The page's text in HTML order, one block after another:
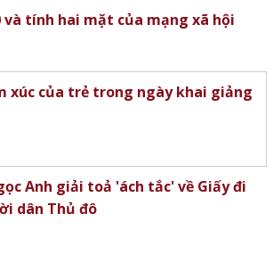
tính hai mặt của mạng xã hội
xúc của trẻ trong ngày khai giảng
Anh giải toả 'ách tắc' về Giấy đi
dân Thủ đô